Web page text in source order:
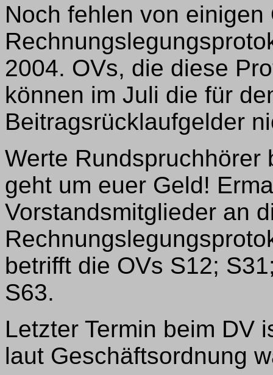
Noch fehlen von
2004. OVs, die diese
können im Juli die für
Beitragsrücklaufgelder
Werte Rundspruchhörer
geht um euer Geld!
Vorstandsmitglieder an
betrifft die OVs S12;
S63.
Letzter Termin beim DV
laut Geschäftsordnung